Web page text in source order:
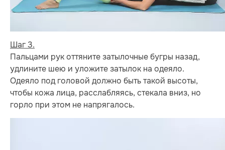
Шаг 3.
Пальцами рук оттяните затылочные бугры назад,
удлините шею и уложите затылок на одеяло.
Одеяло под головой должно быть такой высоты,
чтобы кожа лица, расслабляясь, стекала вниз, но
горло при этом не напрягалось.